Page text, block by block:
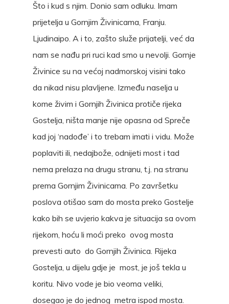
Što i kud s njim. Donio sam odluku. Imam
prijetelja u Gornjim Živinicama, Franju.
Ljudinaipo. A i to, zašto služe prijatelji, već da
nam se nađu pri ruci kad smo u nevolji. Gornje
Živinice su na većoj nadmorskoj visini tako
da nikad nisu plavljene. Između naselja u
kome živim i Gornjih Živinica protiče rijeka
Gostelja, ništa manje nije opasna od Spreče
kad joj ‘nadođe’ i to trebam imati i vidu. Može
poplaviti ili, nedajbože, odnijeti most i tad
nema prelaza na drugu stranu, t.j. na stranu
prema Gornjim Živinicama. Po završetku
poslova otišao sam do mosta preko Gostelje
kako bih se uvjerio kakva je situacija sa ovom
rijekom, hoću li moći preko ovog mosta
prevesti auto do Gornjih Živinica. Rijeka
Gostelja, u dijelu gdje je most, je još tekla u
koritu. Nivo vode je bio veoma veliki,
dosegao je do jednog metra ispod mosta.